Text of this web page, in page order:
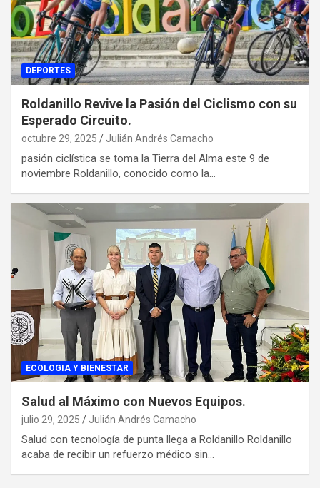
DEPORTES
Roldanillo Revive la Pasión del Ciclismo con su
Esperado Circuito.
octubre 29, 2025 Julián Andrés Camacho
pasión ciclística se toma la Tierra del Alma este 9 de
noviembre Roldanillo, conocido como la…
ECOLOGIA Y BIENESTAR
Salud al Máximo con Nuevos Equipos.
julio 29, 2025 Julián Andrés Camacho
Salud con tecnología de punta llega a Roldanillo Roldanillo
acaba de recibir un refuerzo médico sin…